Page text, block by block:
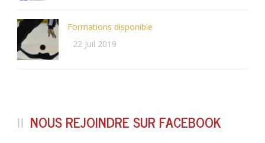
Formations disponible
22 Juil 2019
NOUS REJOINDRE SUR FACEBOOK